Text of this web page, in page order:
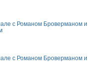
с Романом Броверманом и
с Романом Броверманом и